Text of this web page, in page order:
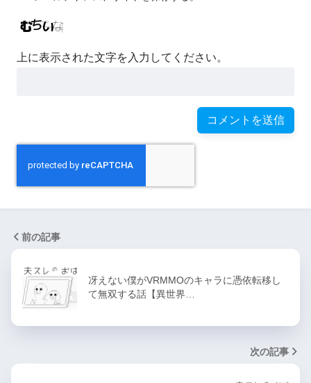
上に表示された文字を入力してください。
前の記事
冴えない僕がVRMMOのキャラに憑依転移し
て無双する話【異世界…
次の記事